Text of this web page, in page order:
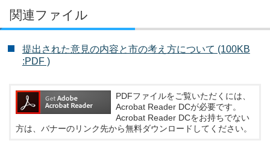
関連ファイル
提出された意見の内容と市の考え方について (100KB
:PDF )
PDFファイルをご覧いただくには、
Acrobat Reader DCが必要です。
Acrobat Reader DCをお持ちでない
方は、バナーのリンク先から無料ダウンロードしてください。